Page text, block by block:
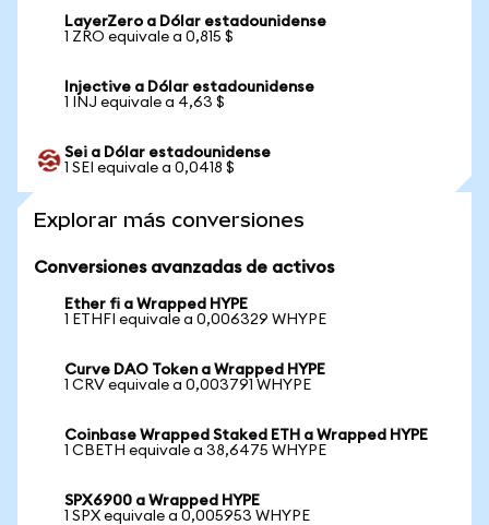
LayerZero a Dólar estadounidense
1 ZRO equivale a 0,815 $
Injective a Dólar estadounidense
1 INJ equivale a 4,63 $
Sei a Dólar estadounidense
1 SEI equivale a 0,0418 $
Explorar más conversiones
Conversiones avanzadas de activos
Ether fi a Wrapped HYPE
1 ETHFI equivale a 0,006329 WHYPE
Curve DAO Token a Wrapped HYPE
1 CRV equivale a 0,003791 WHYPE
Coinbase Wrapped Staked ETH a Wrapped HYPE
1 CBETH equivale a 38,6475 WHYPE
SPX6900 a Wrapped HYPE
1 SPX equivale a 0,005953 WHYPE